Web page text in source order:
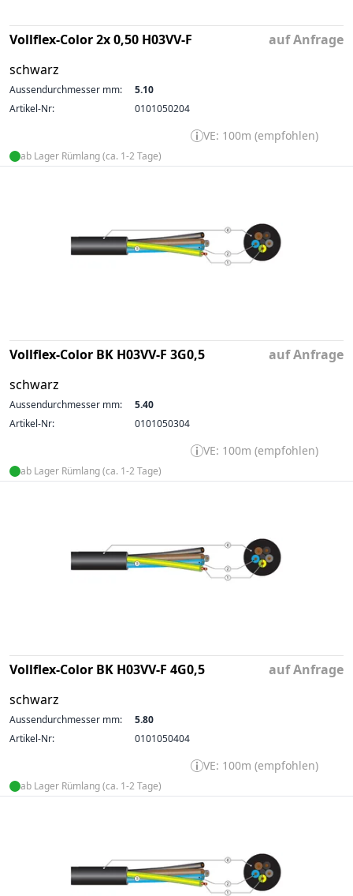
Vollflex-Color 2x 0,50 H03VV-F
schwarz
auf Anfrage
Aussendurchmesser mm:
5.10
Artikel-Nr:
0101050204
VE: 100m (empfohlen)
ab Lager Rümlang (ca. 1-2 Tage)
Vollflex-Color BK H03VV-F 3G0,5
schwarz
auf Anfrage
Aussendurchmesser mm:
5.40
Artikel-Nr:
0101050304
VE: 100m (empfohlen)
ab Lager Rümlang (ca. 1-2 Tage)
Vollflex-Color BK H03VV-F 4G0,5
schwarz
auf Anfrage
Aussendurchmesser mm:
5.80
Artikel-Nr:
0101050404
VE: 100m (empfohlen)
ab Lager Rümlang (ca. 1-2 Tage)